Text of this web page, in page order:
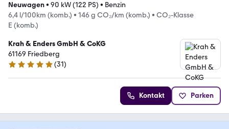
Neuwagen• 90 kW (122 PS) • Benzin
6,4 l/100km (komb.) • 146 g CO₂/km (komb.) • CO₂-Klasse
E (komb.)
Krah & Enders GmbH & CoKG
61169 Friedberg
4.8 Sterne
(31)
Kontakt Parken